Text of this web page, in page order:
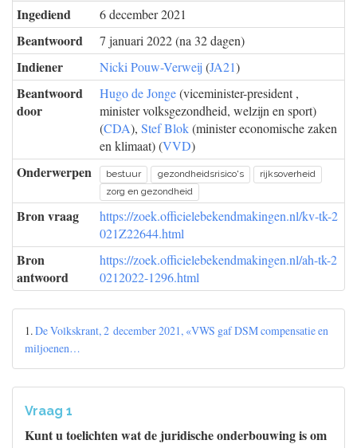
Ingediend 6 december 2021
Beantwoord 7 januari 2022 (na 32 dagen)
Indiener Nicki Pouw-Verweij (JA21)
Beantwoord
door
Hugo de Jonge(viceminister-president ,
minister volksgezondheid, welzijn en sport)
(CDA), Stef Blok(minister economische zaken
en klimaat) (VVD)
Onderwerpen bestuur gezondheidsrisico's
rijksoverheid
zorg en gezondheid
Bron vraag
https://zoek.officielebekendmakingen.nl/kv-tk-2
021Z22644.html
Bron
antwoord
https://zoek.officielebekendmakingen.nl/ah-tk-2
0212022-1296.html
1.De Volkskrant, 2 december 2021, «VWS gaf DSM compensatie en
miljoenen…
Vraag 1
Kunt u toelichten wat de juridische onderbouwing is om